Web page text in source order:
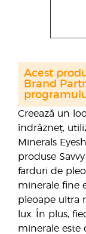
Creează un
îndrăzneț,
Minerals
produse
farduri de
minerale fine
pleoape ultra
lux. În plus,
minerale
Acest
Brand